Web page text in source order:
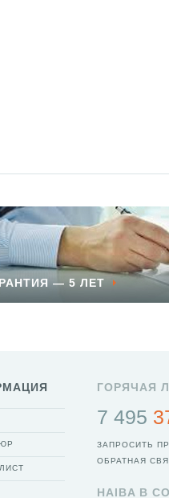
— 5 ЛЕТ
ГОРЯЧАЯ
7 495
ЗАПРОСИТЬ
ОБРАТНАЯ
HAIBA В